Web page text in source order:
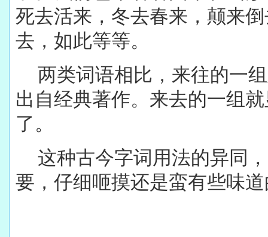
死去活来，冬去春来，颠来
去，如此等等。
两类词语相比，来往的一
出自经典著作。来去的一组
了。
这种古今字词用法的异同
要，仔细咂摸还是蛮有些味